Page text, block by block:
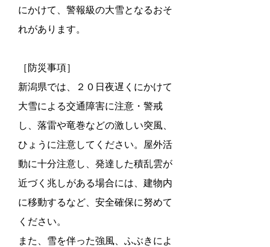
にかけて、警報級の大雪となるおそ
れがあります。
［防災事項］
新潟県では、２０日夜遅くにかけて
大雪による交通障害に注意・警戒
し、落雷や竜巻などの激しい突風、
ひょうに注意してください。屋外活
動に十分注意し、発達した積乱雲が
近づく兆しがある場合には、建物内
に移動するなど、安全確保に努めて
ください。
また、雪を伴った強風、ふぶきによ